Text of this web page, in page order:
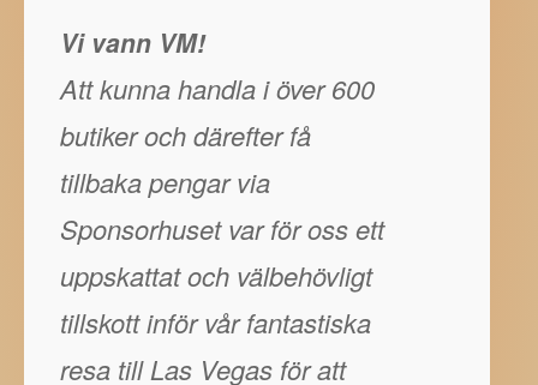
Vi vann VM!
Att kunna handla i över 600
butiker och därefter få
tillbaka pengar via
Sponsorhuset var för oss ett
uppskattat och välbehövligt
tillskott inför vår fantastiska
resa till Las Vegas för att